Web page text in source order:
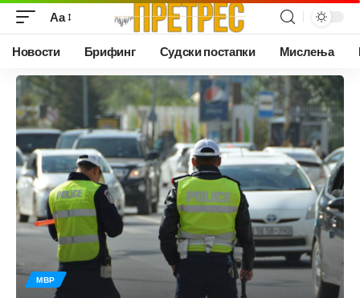
Аа
Новости Брифинг Судски постапки Мислења
МВР